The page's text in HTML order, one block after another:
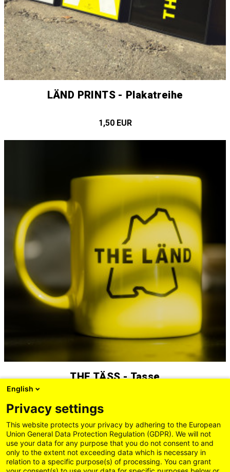
LÄND PRINTS - Plakatreihe
1,50 EUR
THE TÄSS - Tasse
7,50 EUR
English
Privacy settings
This website protects your privacy by adhering to the European
Union General Data Protection Regulation (GDPR). We will not
use your data for any purpose that you do not consent to and
only to the extent not exceeding data which is necessary in
relation to a specific purpose(s) of processing. You can grant